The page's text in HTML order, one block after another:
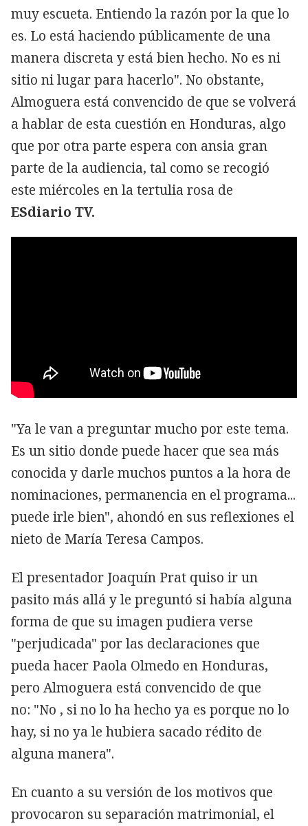
muy escueta. Entiendo la razón por la que lo
es. Lo está haciendo públicamente de una
manera discreta y está bien hecho. No es ni
sitio ni lugar para hacerlo". No obstante,
Almoguera está convencido de que se volverá
a hablar de esta cuestión en Honduras, algo
que por otra parte espera con ansia gran
parte de la audiencia, tal como se recogió
este miércoles en la tertulia rosa de
ESdiario TV.
"Ya le van a preguntar mucho por este tema.
Es un sitio donde puede hacer que sea más
conocida y darle muchos puntos a la hora de
nominaciones, permanencia en el programa...
puede irle bien", ahondó en sus reflexiones el
nieto de María Teresa Campos.
El presentador Joaquín Prat quiso ir un
pasito más allá y le preguntó si había alguna
forma de que su imagen pudiera verse
"perjudicada" por las declaraciones que
pueda hacer Paola Olmedo en Honduras,
pero Almoguera está convencido de que
no: "No , si no lo ha hecho ya es porque no lo
hay, si no ya le hubiera sacado rédito de
alguna manera".
En cuanto a su versión de los motivos que
provocaron su separación matrimonial, el